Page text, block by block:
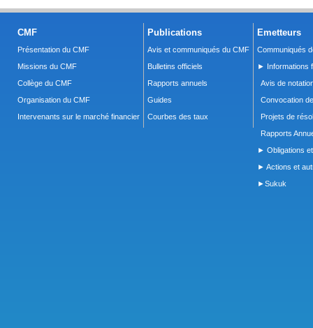
CMF
Présentation du CMF
Missions du CMF
Collège du CMF
Organisation du CMF
Intervenants sur le marché financier
Publications
Avis et communiqués du CMF
Bulletins officiels
Rapports annuels
Guides
Courbes des taux
Emetteurs
Communiqués
► Informations
Avis de
Convocation
Projets de
Rapports
► Obligations
► Actions et
►Sukuk